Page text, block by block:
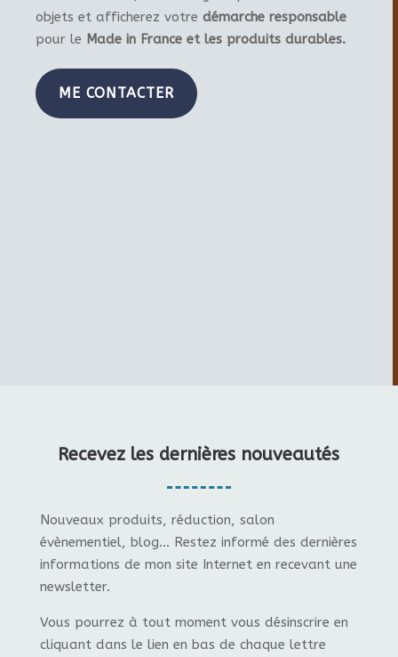
objets et afficherez votre démarche responsable
pour le Made in France et les produits durables.
ME CONTACTER
Recevez les dernières nouveautés
Nouveaux produits, réduction, salon
évènementiel, blog... Restez informé des dernières
informations de mon site Internet en recevant une
newsletter.
Vous pourrez à tout moment vous désinscrire en
cliquant dans le lien en bas de chaque lettre